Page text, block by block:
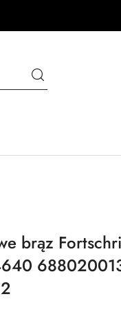
brąz